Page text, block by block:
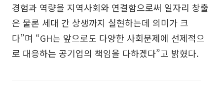
경험과 역량을 지역사회와 연결함으로써 일자리 창출
은 물론 세대 간 상생까지 실현하는데 의미가 크
다”며 “GH는 앞으로도 다양한 사회문제에 선제적으
로 대응하는 공기업의 책임을 다하겠다”고 밝혔다.